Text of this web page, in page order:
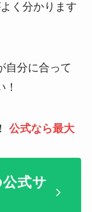
く分かります
自分に合って
公式なら最大
式サ